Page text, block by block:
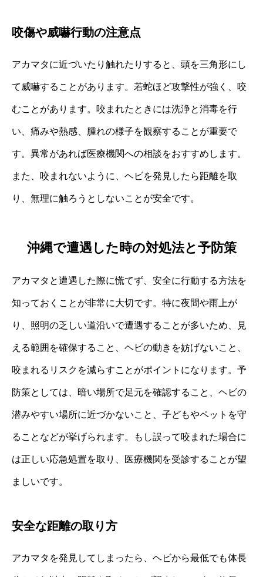
咬傷や威嚇行動の注意点
アカマタに近づいたり触れたりすると、頭を三角形にし
て威嚇することがあります。若蛇ほど攻撃性が強く、咬
むことがあります。咬まれたときには洗浄と消毒を行
い、痛みや熱感、腫れの様子を観察することが重要で
す。異常があれば医療機関への相談をおすすめします。
また、咬まれないように、ヘビを発見したら距離を取
り、無理に触ろうとしないことが安全です。
沖縄で遭遇した時の対処法と予防策
アカマタと遭遇した際に慌てず、安全に行動する方法を
知っておくことが非常に大切です。特に夜間や雨上が
り、照明の乏しい道沿いで遭遇することが多いため、見
える範囲を確保すること、ヘビの動きを妨げないこと、
咬まれるリスクを減らすことがポイントになります。予
防策としては、暗い場所で足元を確認すること、ヘビの
潜みやすい場所に近づかないこと、子どもやペットを守
ることなどが挙げられます。もし誤って咬まれた場合に
は正しい応急処置を取り、医療機関を受診することが望
ましいです。
安全な距離の取り方
アカマタを発見してしまったら、ヘビから最低でも体長